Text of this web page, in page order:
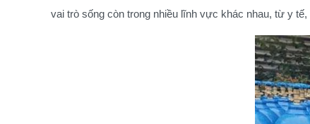
vai trò sống còn trong nhiều lĩnh vực khác nhau, từ y